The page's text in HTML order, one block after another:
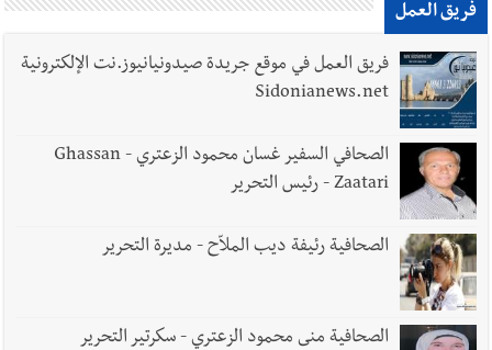
فريق العمل
فريق العمل في موقع جريدة صيدونيانيوز.نت الإلكترونية
Sidonianews.net
الصحافي السفير غسان محمود الزعتري - Ghassan
Zaatari - رئيس التحرير
الصحافية رئيفة ديب الملاّح - مديرة التحرير
الصحافية منى محمود الزعتري - سكرتير التحرير